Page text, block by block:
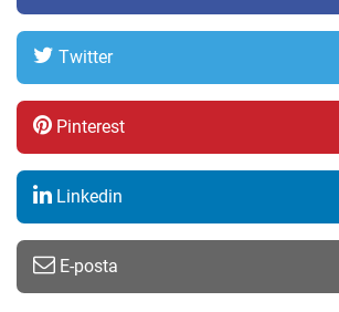
Twitter
Pinterest
Linkedin
E-posta